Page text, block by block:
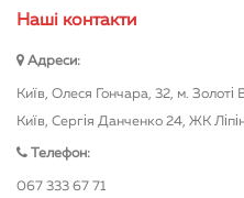
Нашi контакти
Адреси:
Київ, Олеся Гончара, 32, м. Золоті
Київ, Сергія Данченко 24, ЖК
Телефон:
067 333 67 71